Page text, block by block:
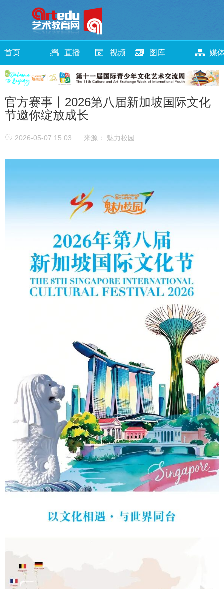
首页 直播 视频 图库 媒
官方赛事丨2026第八届新加坡国际文化
节邀你绽放成长
2026-05-07 15:03 来源： 魅力校园